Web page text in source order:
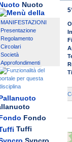
Nuoto
MANIFESTAZIONI
Presentazione
Regolamento
Circolari
Società
Approfondimenti
Fondo
Tuffi